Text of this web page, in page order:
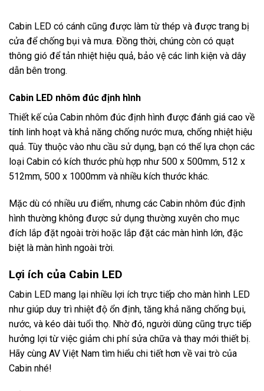
Cabin LED có cánh cũng được làm từ thép và được trang bị
cửa để chống bụi và mưa. Đồng thời, chúng còn có quạt
thông gió để tản nhiệt hiệu quả, bảo vệ các linh kiện và dây
dẫn bên trong.
Cabin LED nhôm đúc định hình
Thiết kế của Cabin nhôm đúc định hình được đánh giá cao về
tính linh hoạt và khả năng chống nước mưa, chống nhiệt hiệu
quả. Tùy thuộc vào nhu cầu sử dụng, bạn có thể lựa chọn các
loại Cabin có kích thước phù hợp như 500 x 500mm, 512 x
512mm, 500 x 1000mm và nhiều kích thước khác.
Mặc dù có nhiều ưu điểm, nhưng các Cabin nhôm đúc định
hình thường không được sử dụng thường xuyên cho mục
đích lắp đặt ngoài trời hoặc lắp đặt các màn hình lớn, đặc
biệt là màn hình ngoài trời.
Lợi ích của Cabin LED
Cabin LED mang lại nhiều lợi ích trực tiếp cho màn hình LED
như giúp duy trì nhiệt độ ổn định, tăng khả năng chống bụi,
nước, và kéo dài tuổi thọ. Nhờ đó, người dùng cũng trực tiếp
hưởng lợi từ việc giảm chi phí sửa chữa và thay mới thiết bị.
Hãy cùng AV Việt Nam tìm hiểu chi tiết hơn về vai trò của
Cabin nhé!